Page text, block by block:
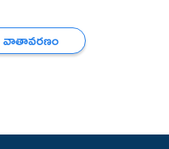
వాతావరణం